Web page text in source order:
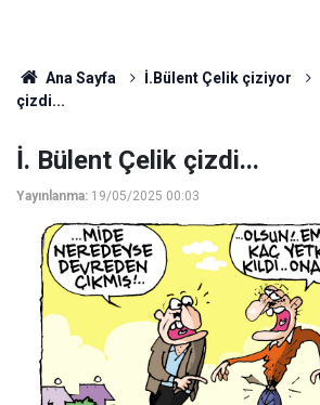
Ana Sayfa İ.Bülent Çelik çiziyor
çizdi...
İ. Bülent Çelik çizdi...
Yayınlanma: 19/05/2025 00:03